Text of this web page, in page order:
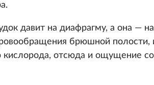
давит на диафрагму, а она —
брюшной полости,
отсюда и ощущение